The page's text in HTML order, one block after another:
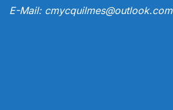
E-Mail: cmycquilmes@outlook.com